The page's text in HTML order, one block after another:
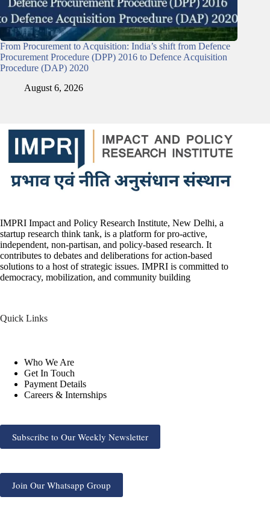
From Procurement to Acquisition: India’s shift from Defence
Procurement Procedure (DPP) 2016 to Defence Acquisition
Procedure (DAP) 2020
August 6, 2026
IMPRI Impact and Policy Research Institute, New Delhi, a
startup research think tank, is a platform for pro-active,
independent, non-partisan, and policy-based research. It
contributes to debates and deliberations for action-based
solutions to a host of strategic issues. IMPRI is committed to
democracy, mobilization, and community building
Quick Links
Who We Are
Get In Touch
Payment Details
Careers & Internships
Subscribe to Our Weekly Newsletter
Join Our Whatsapp Group